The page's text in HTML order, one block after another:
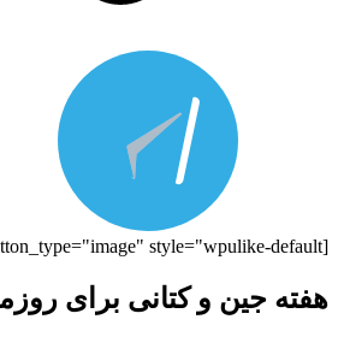
[wp_ulike button_type="image" style="wpulike-default"]
هفته جین و کتانی برای